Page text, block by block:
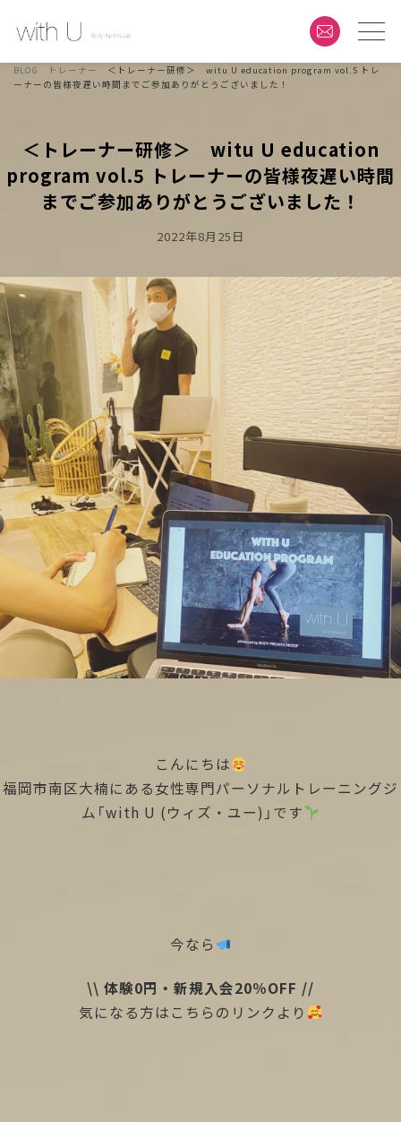
BLOG トレーナー
＜トレーナー研修＞ witu U education program vol.5 トレ
ーナーの皆様夜遅い時間までご参加ありがとうございました！
＜トレーナー研修＞ witu U education
program vol.5 トレーナーの皆様夜遅い時間
までご参加ありがとうございました！
Posted
2022年8月25日
こんにちは
福岡市南区大楠にある女性専門パーソナルトレーニングジ
ム「with U (ウィズ・ユー)」です
今なら
\\ 体験0円・新規入会20％OFF //
気になる方はこちらのリンクより